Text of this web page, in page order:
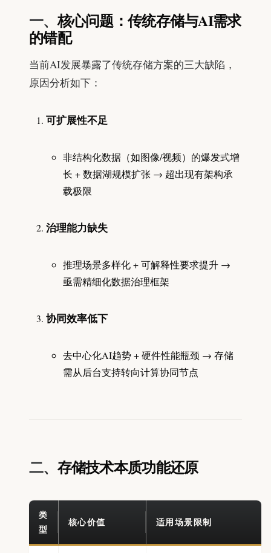
一、核心问题：传统存储与AI需求
的错配
当前AI发展暴露了传统存储方案的三大缺陷，
原因分析如下：
可扩展性不足
非结构化数据（如图像/视频）的爆发式增
长 + 数据湖规模扩张 → 超出现有架构承
载极限
治理能力缺失
推理场景多样化 + 可解释性要求提升 →
亟需精细化数据治理框架
协同效率低下
去中心化AI趋势 + 硬件性能瓶颈 → 存储
需从后台支持转向计算协同节点
二、 存储技术本质功能还原
类
型
核心价值 适用场景限制